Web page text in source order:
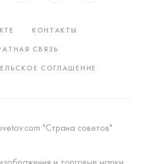
КОНТАКТЫ
СВЯЗЬ
СОГЛАШЕНИЕ
"Страна советов"